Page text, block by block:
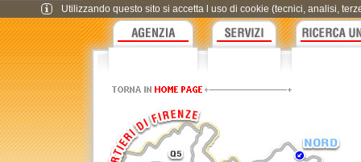
Utilizzando questo sito si accetta l uso di cookie (tecnici, analisi,